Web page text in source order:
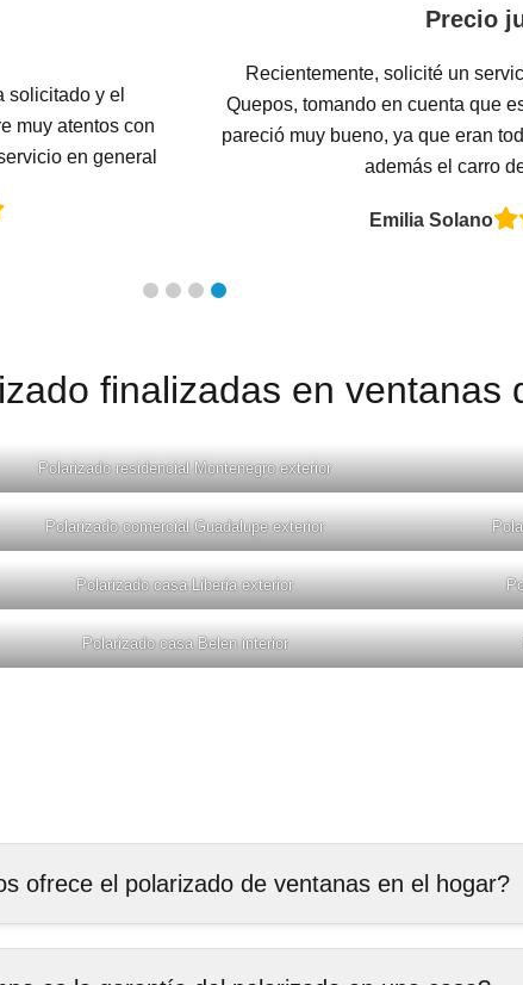
solicitado y el
muy atentos con
en general
Precio
Recientemente, solicité un
Quepos, tomando en cuenta que
pareció muy bueno, ya que eran
además el carro
Emilia Solano
finalizadas en ventanas
Polarizado residencial Montenegro exterior
Polarizado comercial Guadalupe exterior
Polarizado casa Liberia exterior
Polarizado casa Belen interior
ofrece el polarizado de ventanas en el hogar?